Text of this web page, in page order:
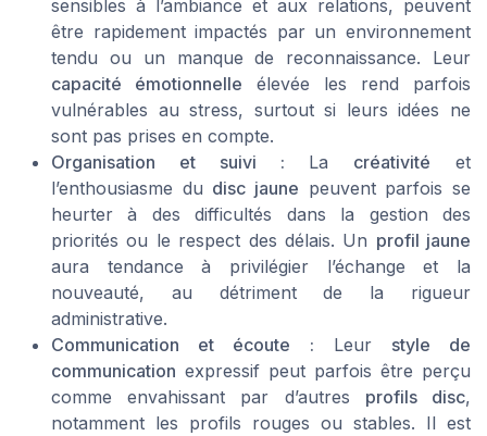
sensibles à l’ambiance et aux relations, peuvent
être rapidement impactés par un environnement
tendu ou un manque de reconnaissance. Leur
capacité émotionnelle élevée les rend parfois
vulnérables au stress, surtout si leurs idées ne
sont pas prises en compte.
Organisation et suivi : La créativité et
l’enthousiasme du disc jaune peuvent parfois se
heurter à des difficultés dans la gestion des
priorités ou le respect des délais. Un profil jaune
aura tendance à privilégier l’échange et la
nouveauté, au détriment de la rigueur
administrative.
Communication et écoute : Leur style de
communication expressif peut parfois être perçu
comme envahissant par d’autres profils disc,
notamment les profils rouges ou stables. Il est